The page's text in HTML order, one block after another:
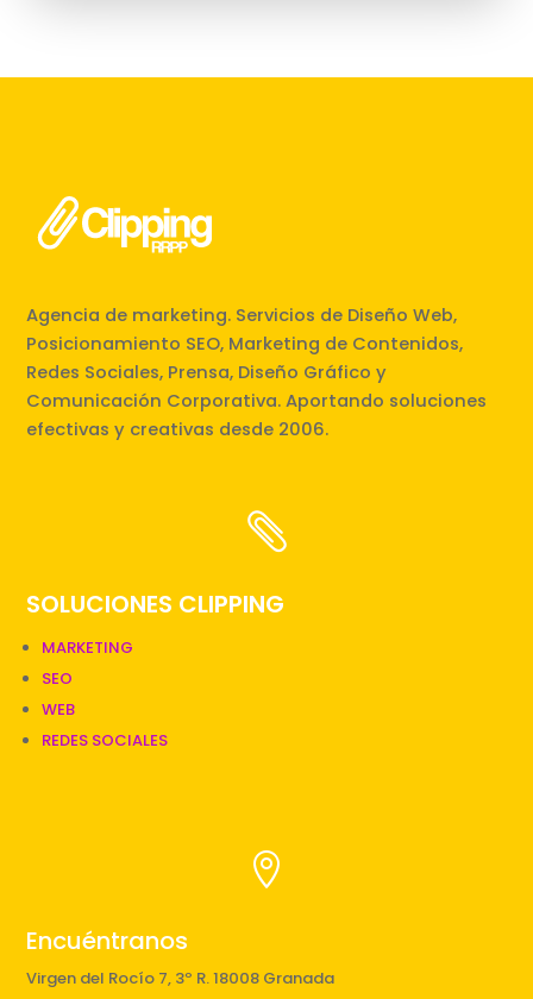
Agencia de marketing. Servicios de Diseño Web,
Posicionamiento SEO, Marketing de Contenidos,
Redes Sociales, Prensa, Diseño Gráfico y
Comunicación Corporativa. Aportando soluciones
efectivas y creativas desde 2006.

SOLUCIONES CLIPPING
MARKETING
SEO
WEB
REDES SOCIALES

Encuéntranos
Virgen del Rocío 7, 3º R. 18008 Granada